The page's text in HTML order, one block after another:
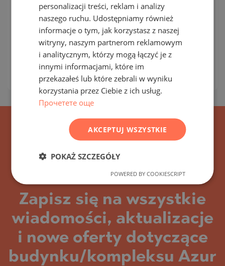
ST. CONSTANTINE AND ELENA / VARNA /
BUŁGARIA
MAPA
Klasa budynku/kompleksu: Luksusowy
Obszar: 86.15 m 2
Cena: 301 532€ /// 3 500 €/m
Zapisz się na wszystkie
wiadomości, aktualizacje
i nowe oferty dotyczące
budynku/kompleksu Azur
GERMAN
FRENCH
ROMANIAN
personalizacji treści, reklam i analizy
naszego ruchu. Udostępniamy również
informacje o tym, jak korzystasz z naszej
witryny, naszym partnerom reklamowym
i analitycznym, którzy mogą łączyć je z
innymi informacjami, które im
przekazałeś lub które zebrali w wyniku
korzystania przez Ciebie z ich usług.
Прочетете още
AKCEPTUJ WSZYSTKIE
POKAŻ SZCZEGÓŁY
POWERED BY COOKIESCRIPT